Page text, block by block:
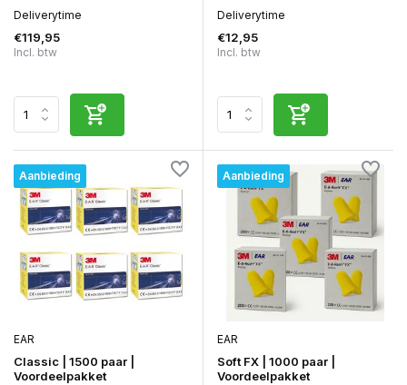
Deliverytime
€119,95
Incl. btw
Deliverytime
€12,95
Incl. btw
Aanbieding
EAR
Classic | 1500 paar |
Voordeelpakket
Aanbieding
EAR
Soft FX | 1000 paar |
Voordeelpakket